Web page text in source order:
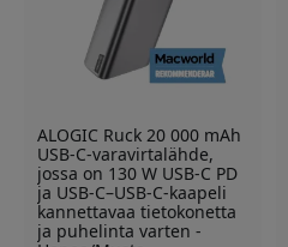
ALOGIC Ruck 20 000 mAh
USB-C-varavirtalähde,
jossa on 130 W USB-C PD
ja USB-C–USB-C-kaapeli
kannettavaa tietokonetta
ja puhelinta varten -